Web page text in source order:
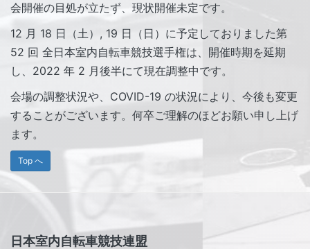
会開催の目処が立たず、現状開催未定です。
12 月 18 日（土）, 19 日（日）に予定しておりました第
52 回 全日本室内自転車競技選手権は、開催時期を延期
し、2022 年 2 月後半にて現在調整中です。
会場の調整状況や、COVID-19 の状況により、今後も変更
することがございます。何卒ご理解のほどお願い申し上げ
ます。
Top へ
日本室内自転車競技連盟